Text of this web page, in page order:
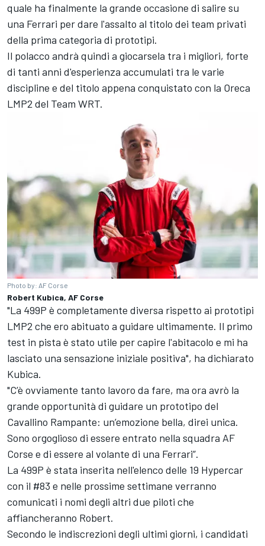
quale ha finalmente la grande occasione di salire su
una Ferrari per dare l'assalto al titolo dei team privati
della prima categoria di prototipi.
Il polacco andrà quindi a giocarsela tra i migliori, forte
di tanti anni d'esperienza accumulati tra le varie
discipline e del titolo appena conquistato con la Oreca
LMP2 del Team WRT.
Photo by: AF Corse
Robert Kubica, AF Corse
"La 499P è completamente diversa rispetto ai prototipi
LMP2 che ero abituato a guidare ultimamente. Il primo
test in pista è stato utile per capire l'abitacolo e mi ha
lasciato una sensazione iniziale positiva", ha dichiarato
Kubica.
"C’è ovviamente tanto lavoro da fare, ma ora avrò la
grande opportunità di guidare un prototipo del
Cavallino Rampante: un’emozione bella, direi unica.
Sono orgoglioso di essere entrato nella squadra AF
Corse e di essere al volante di una Ferrari”.
La 499P è stata inserita nell'elenco delle 19 Hypercar
con il #83 e nelle prossime settimane verranno
comunicati i nomi degli altri due piloti che
affiancheranno Robert.
Secondo le indiscrezioni degli ultimi giorni, i candidati